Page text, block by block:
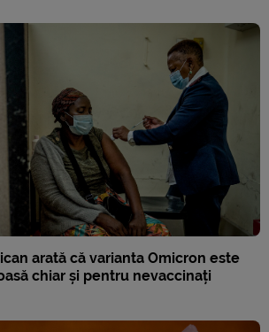
arată că varianta Omicron este
chiar și pentru nevaccinați